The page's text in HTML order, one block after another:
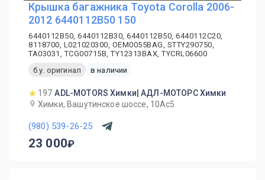
Крышка багажника Toyota Corolla 2006-
2012 6440112B50 150
6440112B50, 6440112B30, 6440112B50, 6440112C20,
8118700, L021020300, OEM0055BAG, STTY290750,
TA03031, TCG00715B, TY12313BAX, TYCRL06600
б.у. оригинал
в наличии
197 ADL-MOTORS Химки| АДЛ-МОТОРС Химки
Химки, Вашутинское шоссе, 10Ас5
(980) 539-26-25
23 000